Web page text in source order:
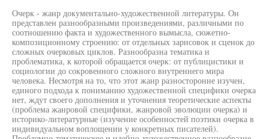
Очерк - жанр документально-художественной литературы. Он
представлен разнообразными произведениями, различными по
соотношению факта и художественного вымысла, сюжетно-
композиционному строению: от отдельных зарисовок и сценок до
сложных очерковых циклов. Разнообразна тематика и
проблематика, к которой обращается очерк: от публицистики и
социологии до сокровенного сложного внутреннего мира
человека. Несмотря на то, что этот жанр разносторонне изучен,
единого подхода к пониманию художественной специфики очерка
нет, ждут своего дополнения и уточнения теоретические аспекты
(проблема жанровой специфики, жанровой эволюции очерка) и
историко-литературные (изучение особенностей поэтики очерка в
индивидуальном воплощении у конкретных писателей).